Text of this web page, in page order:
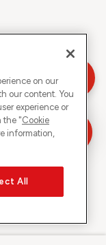
on our
our content. You
experience or
the "Cookie
information,
All